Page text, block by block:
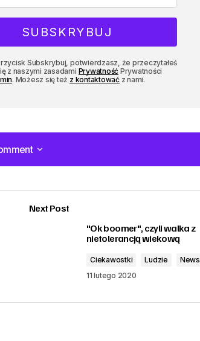
Subskrybuj, potwierdzasz, że przeczytałeś
z naszymi zasadami Prywatność Prywatności
. Możesz się też z kontaktowaćz nami.
Next Post
"Ok boomer", czyli walka z
nietolerancją wiekową
Ciekawostki Ludzie
News
11 lutego 2020